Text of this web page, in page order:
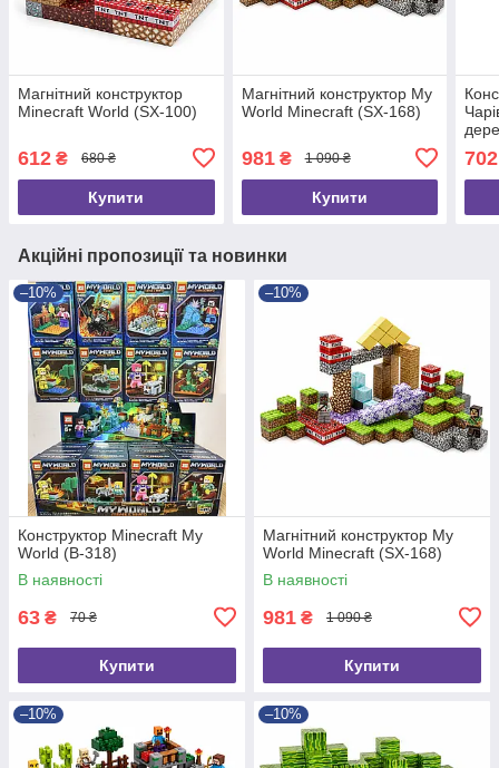
Магнітний конструктор
Minecraft World (SX-100)
612 ₴ 680 ₴
Купити
Магнітний конструктор My
World Minecraft (SX-168)
981₴ 1 090 ₴
Купити
702
Акційні пропозиції та новинки
–10%
Конструктор Minecraft My
World (B-318)
В наявності
63 ₴ 70 ₴
Купити
–10%
Магнітний конструктор My
World Minecraft (SX-168)
В наявності
981 ₴ 1 090 ₴
Купити
–10% –10%